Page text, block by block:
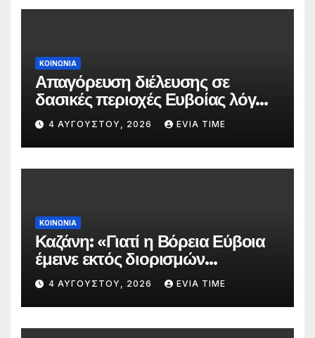
ΚΟΙΝΩΝΙΑ
Απαγόρευση διέλευσης σε
δασικές περιοχές Ευβοίας λόγω
πολύ υψηλού κινδύνου
πυρκαγιάς
4 ΑΥΓΟΎΣΤΟΥ, 2026 EVIA TIME
ΚΟΙΝΩΝΙΑ
Καζάνη: «Γιατί η Βόρεια Εύβοια
έμεινε εκτός διορισμών
δασκάλων;»
4 ΑΥΓΟΎΣΤΟΥ, 2026 EVIA TIME